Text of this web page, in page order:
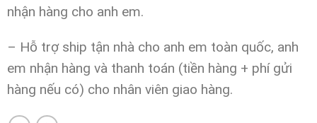
nhận hàng cho anh em.
– Hỗ trợ ship tận nhà cho anh em toàn quốc, anh
em nhận hàng và thanh toán (tiền hàng + phí gửi
hàng nếu có) cho nhân viên giao hàng.